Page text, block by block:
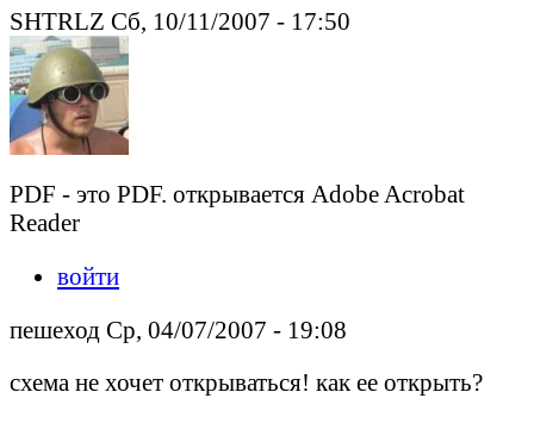
SHTRLZ Сб, 10/11/2007 - 17:50
PDF - это PDF. открывается Adobe Acrobat
Reader
войти
пешеход Ср, 04/07/2007 - 19:08
схема не хочет открываться! как ее открыть?